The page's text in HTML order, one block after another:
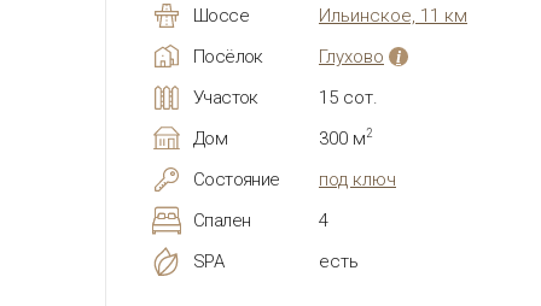
Шоссе
Ильинское, 11 км
Посёлок
Глухово i
Участок
15 сот.
Дом
300 м2
Состояние
под ключ
Спален
4
SPA
есть